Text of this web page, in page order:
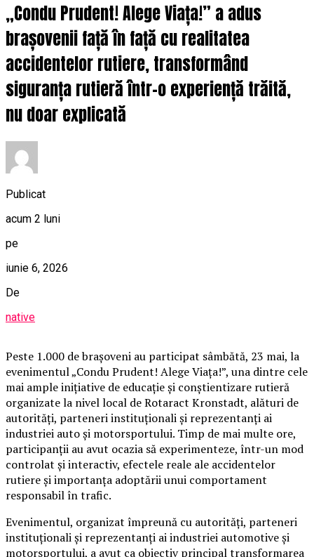
„Condu Prudent! Alege Viața!” a adus
brașovenii față în față cu realitatea
accidentelor rutiere, transformând
siguranța rutieră într-o experiență trăită,
nu doar explicată
Publicat
acum 2 luni
pe
iunie 6, 2026
De
native
Peste 1.000 de brașoveni au participat sâmbătă, 23 mai, la
evenimentul „Condu Prudent! Alege Viața!”, una dintre cele
mai ample inițiative de educație și conștientizare rutieră
organizate la nivel local de Rotaract Kronstadt, alături de
autorități, parteneri instituționali și reprezentanți ai
industriei auto și motorsportului. Timp de mai multe ore,
participanții au avut ocazia să experimenteze, într-un mod
controlat și interactiv, efectele reale ale accidentelor
rutiere și importanța adoptării unui comportament
responsabil în trafic.
Evenimentul, organizat împreună cu autorități, parteneri
instituționali și reprezentanți ai industriei automotive și
motorsportului, a avut ca obiectiv principal transformarea